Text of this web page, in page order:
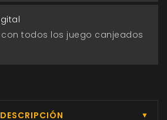
todos los juego canjeados
DESCRIPCIÓN ▼